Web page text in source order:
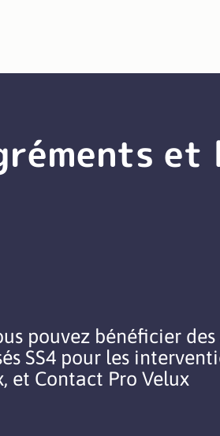
pouvez bénéficier
SS4 pour les
et Contact Pro Velux